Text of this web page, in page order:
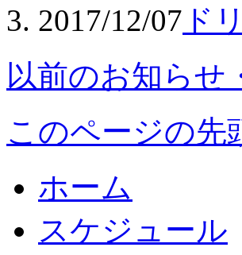
2017/12/07 ド
以前のお知らせ
このページの先
ホーム
スケジュール